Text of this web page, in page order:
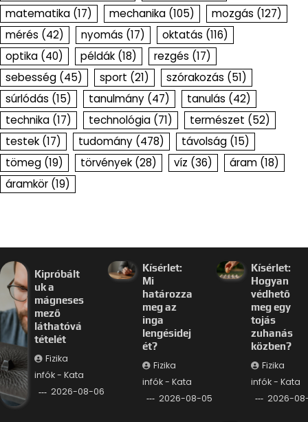
matematika (17) mechanika (105) mozgás (127)
mérés (42) nyomás (17) oktatás (116)
optika (40) példák (18) rezgés (17)
sebesség (45) sport (21) szórakozás (51)
súrlódás (15) tanulmány (47) tanulás (42)
technika (17) technológia (71) természet (52)
testek (17) tudomány (478) távolság (15)
tömeg (19) törvények (28) víz (36) áram (18)
áramkör (19)
Kipróbált
uk a
mágneses
mező
láthatóvá
tételét
Fizika
infók - Kata
2026-08-06
Kísérlet:
Mi
határozza
meg az
inga
lengésidej
ét?
Fizika
infók - Kata
2026-08-05
Kísérlet:
Hogyan
védhető
meg egy
tojás
zuhanás
közben?
Fizika
infók - Kata
2026-